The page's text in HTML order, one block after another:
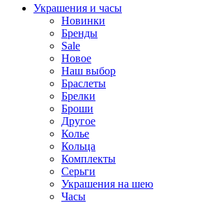
Украшения и часы
Новинки
Бренды
Sale
Новое
Наш выбор
Браслеты
Брелки
Броши
Другое
Колье
Кольца
Комплекты
Серьги
Украшения на шею
Часы